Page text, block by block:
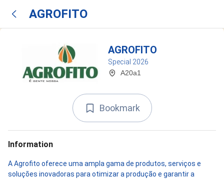
AGROFITO
AGROFITO
Special 2026
A20a1
Bookmark
Information
A Agrofito oferece uma ampla gama de produtos, serviços e
soluções inovadoras para otimizar a produção e garantir a